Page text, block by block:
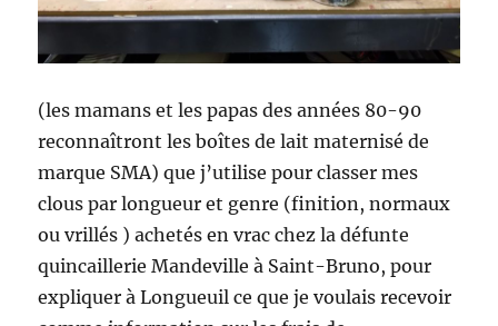
(les mamans et les papas des années 80-90
reconnaîtront les boîtes de lait maternisé de
marque SMA) que j’utilise pour classer mes
clous par longueur et genre (finition, normaux
ou vrillés ) achetés en vrac chez la défunte
quincaillerie Mandeville à Saint-Bruno, pour
expliquer à Longueuil ce que je voulais recevoir